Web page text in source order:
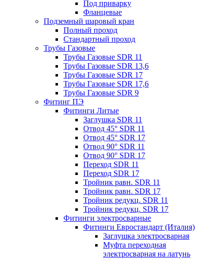
Под приварку
Фланцевые
Подземный шаровый кран
Полный проход
Стандартный проход
Трубы Газовые
Трубы Газовые SDR 11
Трубы Газовые SDR 13,6
Трубы Газовые SDR 17
Трубы Газовые SDR 17,6
Трубы Газовые SDR 9
Фитинг ПЭ
Фитинги Литые
Заглушка SDR 11
Отвод 45° SDR 11
Отвод 45° SDR 17
Отвод 90° SDR 11
Отвод 90° SDR 17
Переход SDR 11
Переход SDR 17
Тройник равн. SDR 11
Тройник равн. SDR 17
Тройник редукц. SDR 11
Тройник редукц. SDR 17
Фитинги электросварные
Фитинги Евростандарт (Италия)
Заглушка электросварная
Муфта переходная
электросварная на латунь